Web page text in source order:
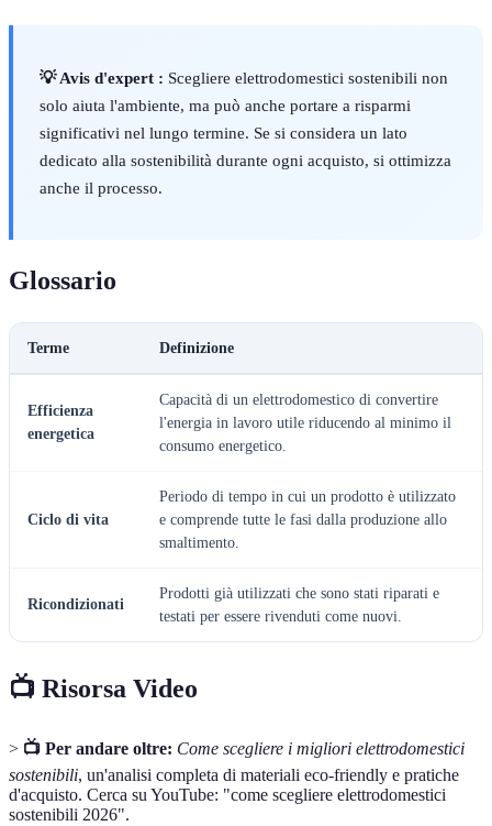
💡 Avis d'expert : Scegliere elettrodomestici sostenibili non
solo aiuta l'ambiente, ma può anche portare a risparmi
significativi nel lungo termine. Se si considera un lato
dedicato alla sostenibilità durante ogni acquisto, si ottimizza
anche il processo.
Glossario
Terme Definizione
Efficienza
energetica
Capacità di un elettrodomestico di convertire
l'energia in lavoro utile riducendo al minimo il
consumo energetico.
Ciclo di vita
Periodo di tempo in cui un prodotto è utilizzato
e comprende tutte le fasi dalla produzione allo
smaltimento.
Ricondizionati
Prodotti già utilizzati che sono stati riparati e
testati per essere rivenduti come nuovi.
📺 Risorsa Video
> 📺 Per andare oltre: Come scegliere i migliori elettrodomestici
sostenibili, un'analisi completa di materiali eco-friendly e pratiche
d'acquisto. Cerca su YouTube: "come scegliere elettrodomestici
sostenibili 2026".